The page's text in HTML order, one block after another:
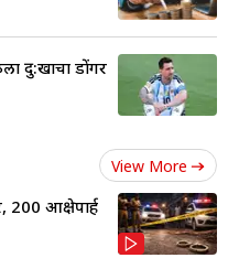
दु:खाचा डोंगर
View More
200 आक्षेपार्ह